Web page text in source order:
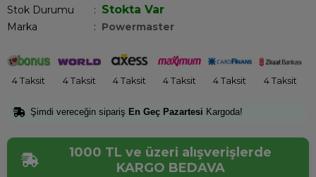
Stok Durumu : Stokta Var
Marka : Powermaster
4 Taksit 4 Taksit 4 Taksit 4 Taksit 4 Taksit 4 Taksit
Şimdi vereceğin sipariş En Geç Pazartesi Kargoda!
1000 TL ve üzeri alışverişlerde
KARGO BEDAVA